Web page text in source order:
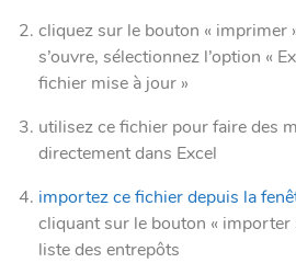
cliquez sur le bouton « imprimer
s’ouvre, sélectionnez l’option «
fichier mise à jour »
utilisez ce fichier pour faire des
directement dans Excel
importez ce fichier depuis la
cliquant sur le bouton « importer
liste des entrepôts